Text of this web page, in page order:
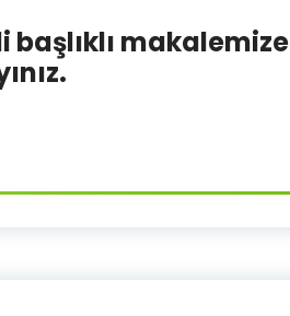
başlıklı makalemize